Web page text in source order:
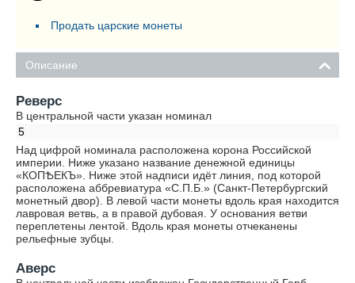
Продать царские монеты
Описание
Реверс
В центральной части указан номинал
5
Над цифрой номинала расположена корона Российской
империи. Ниже указано название денежной единицы
«КОПѢЕКЪ». Ниже этой надписи идёт линия, под которой
расположена аббревиатура «С.П.Б.» (Санкт-Петербургский
монетный двор). В левой части монеты вдоль края находится
лавровая ветвь, а в правой дубовая. У основания ветви
переплетены лентой. Вдоль края монеты отчеканены
рельефные зубцы.
Аверс